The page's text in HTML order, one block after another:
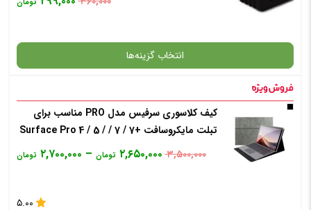
تومان
انتخاب گزینه‌ها
گارانتی
کیف کلاسوری سرفیس مدل PRO مناسب برای
تبلت مایکروسافت +7 / 7 / Surface Pro 4 / 5 /
۳,۵۰۰,۰۰۰ ۲,۶۵۰,۰۰۰ تومان – ۲,۷۰۰,۰۰۰ تومان
۵.۰۰